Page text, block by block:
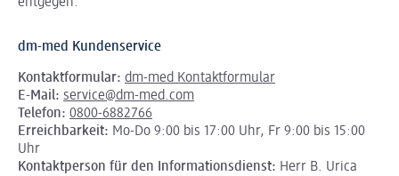
dm-med Kundenservice
Kontaktformular: dm-med Kontaktformular
E-Mail: service@dm-med.com
Telefon: 0800-6882766
Erreichbarkeit: Mo-Do 9:00 bis 17:00 Uhr, Fr 9:00 bis 15:00
Uhr
Kontaktperson für den Informationsdienst: Herr B. Urica